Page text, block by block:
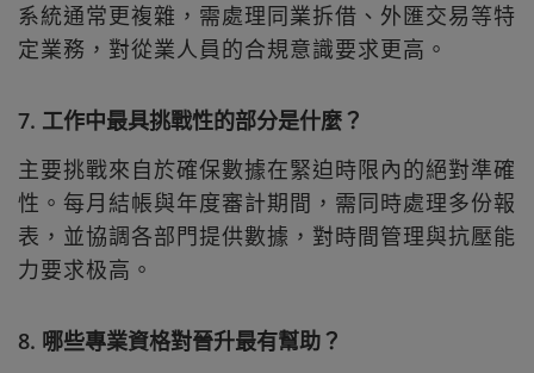
系統通常更複雜，需處理同業拆借、外匯交易等特
定業務，對從業人員的合規意識要求更高。
7. 工作中最具挑戰性的部分是什麼？
主要挑戰來自於確保數據在緊迫時限內的絕對準確
性。每月結帳與年度審計期間，需同時處理多份報
表，並協調各部門提供數據，對時間管理與抗壓能
力要求极高。
8. 哪些專業資格對晉升最有幫助？